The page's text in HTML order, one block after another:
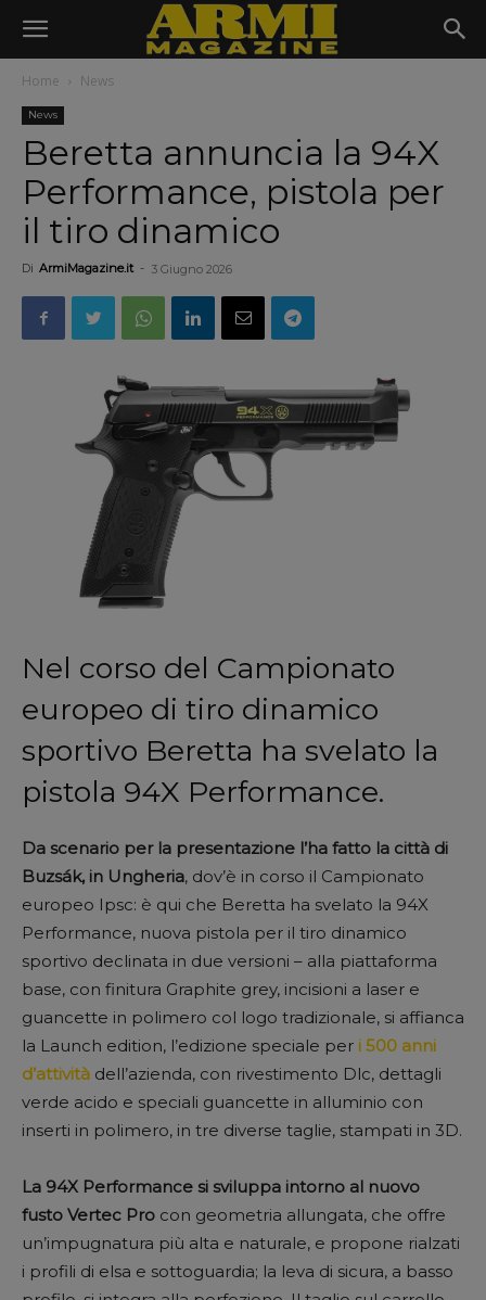
Home News
News
Beretta annuncia la 94X
Performance, pistola per
il tiro dinamico
Di ArmiMagazine.it - 3 Giugno 2026
Nel corso del Campionato
europeo di tiro dinamico
sportivo Beretta ha svelato la
pistola 94X Performance.
Da scenario per la presentazione l’ha fatto la città di
Buzsák, in Ungheria, dov’è in corso il Campionato
europeo Ipsc: è qui che Beretta ha svelato la 94X
Performance, nuova pistola per il tiro dinamico
sportivo declinata in due versioni – alla piattaforma
base, con finitura Graphite grey, incisioni a laser e
guancette in polimero col logo tradizionale, si affianca
la Launch edition, l’edizione speciale per i 500 anni
d’attività dell’azienda, con rivestimento Dlc, dettagli
verde acido e speciali guancette in alluminio con
inserti in polimero, in tre diverse taglie, stampati in 3D.
La 94X Performance si sviluppa intorno al nuovo
fusto Vertec Pro con geometria allungata, che offre
un’impugnatura più alta e naturale, e propone rialzati
i profili di elsa e sottoguardia; la leva di sicura, a basso